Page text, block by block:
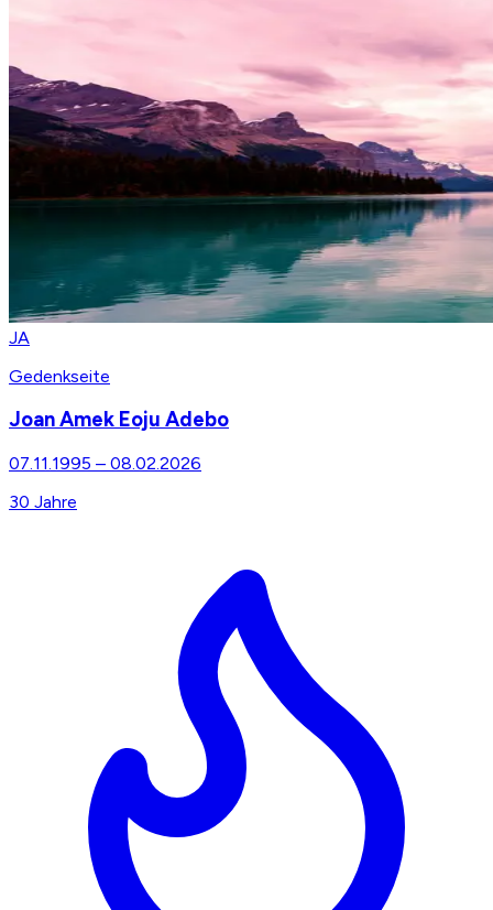
JA
Gedenkseite
Joan Amek Eoju Adebo
07.11.1995 – 08.02.2026
30 Jahre